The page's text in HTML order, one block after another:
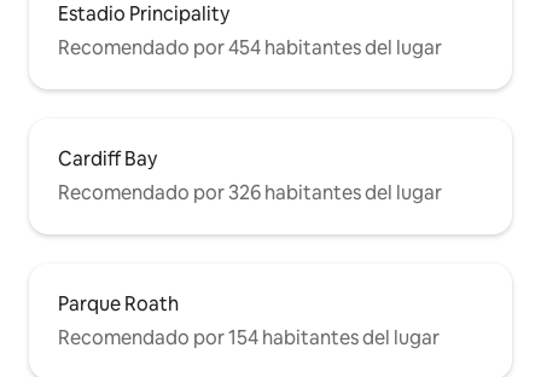
Estadio Principality
Recomendado por 454 habitantes del lugar
Cardiff Bay
Recomendado por 326 habitantes del lugar
Parque Roath
Recomendado por 154 habitantes del lugar